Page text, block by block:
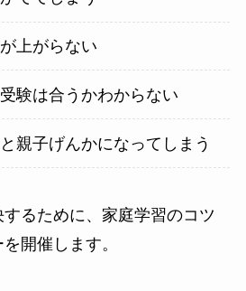
上がらない
験は合うかわからない
親子げんかになってしまう
るために、家庭学習のコツ
開催します。